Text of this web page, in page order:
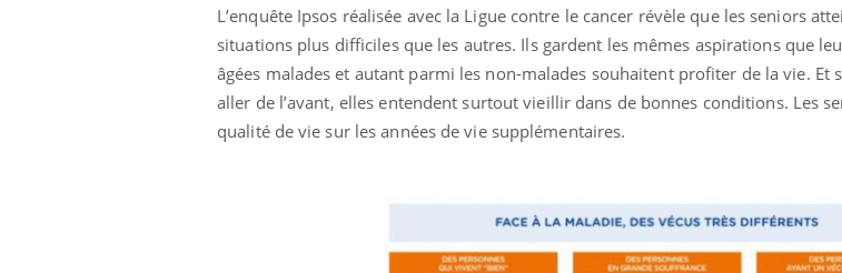
L’enquête Ipsos réalisée avec la Ligue contre le cancer révèle que les seniors
situations plus difficiles que les autres. Ils gardent les mêmes aspirations que
âgées malades et autant parmi les non-malades souhaitent profiter de la vie. Et
aller de l’avant, elles entendent surtout vieillir dans de bonnes conditions. Les
qualité de vie sur les années de vie supplémentaires.